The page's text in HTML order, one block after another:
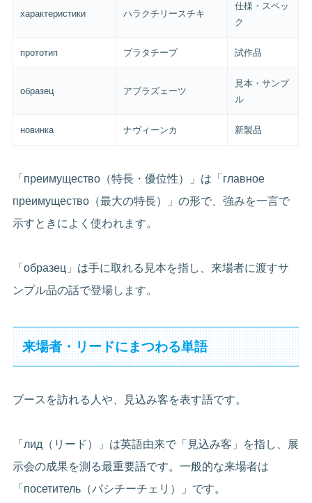
характеристики ハラクチリースチキ
仕様・スペッ
ク
прототип プラタチープ 試作品
образец アブラズェーツ
見本・サンプ
ル
новинка ナヴィーンカ 新製品
「преимущество（特長・優位性）」は「главное
преимущество（最大の特長）」の形で、強みを一言で
示すときによく使われます。
「образец」は手に取れる見本を指し、来場者に渡すサ
ンプル品の話で登場します。
来場者・リードにまつわる単語
ブースを訪れる人や、見込み客を表す語です。
「лид（リード）」は英語由来で「見込み客」を指し、展
示会の成果を測る最重要語です。一般的な来場者は
「посетитель（パシチーチェリ）」です。